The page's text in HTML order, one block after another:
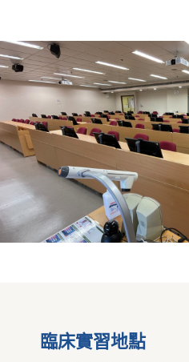
臨床實習地點